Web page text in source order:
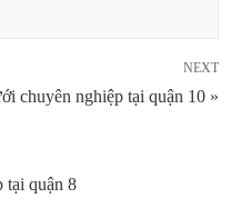
NEXT
chuyên nghiệp tại quận 10 »
tại quận 8